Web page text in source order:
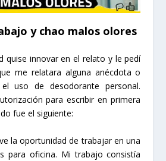
y chao malos olores
quise innovar en el relato y le pedí
me relatara alguna anécdota o
uso de desodorante personal.
para escribir en primera
fue el siguiente:
la oportunidad de trabajar en una
para oficina. Mi trabajo consistía